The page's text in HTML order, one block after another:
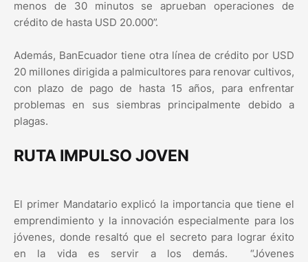
menos de 30 minutos se aprueban operaciones de
crédito de hasta USD 20.000”.
Además, BanEcuador tiene otra línea de crédito por USD
20 millones dirigida a palmicultores para renovar cultivos,
con plazo de pago de hasta 15 años, para enfrentar
problemas en sus siembras principalmente debido a
plagas.
RUTA IMPULSO JOVEN
El primer Mandatario explicó la importancia que tiene el
emprendimiento y la innovación especialmente para los
jóvenes, donde resaltó que el secreto para lograr éxito
en la vida es servir a los demás. “Jóvenes